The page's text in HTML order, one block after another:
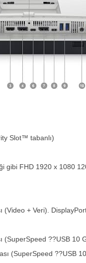
Slot™ tabanlı)
gibi FHD 1920 x 1080
(Video + Veri).
(SuperSpeed ??USB 10
(SuperSpeed ??USB